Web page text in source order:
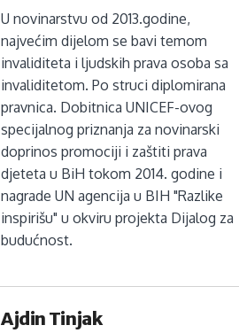
U novinarstvu od 2013.godine,
najvećim dijelom se bavi temom
invaliditeta i ljudskih prava osoba sa
invaliditetom. Po struci diplomirana
pravnica. Dobitnica UNICEF-ovog
specijalnog priznanja za novinarski
doprinos promociji i zaštiti prava
djeteta u BiH tokom 2014. godine i
nagrade UN agencija u BIH "Razlike
inspirišu" u okviru projekta Dijalog za
budućnost.
Ajdin Tinjak